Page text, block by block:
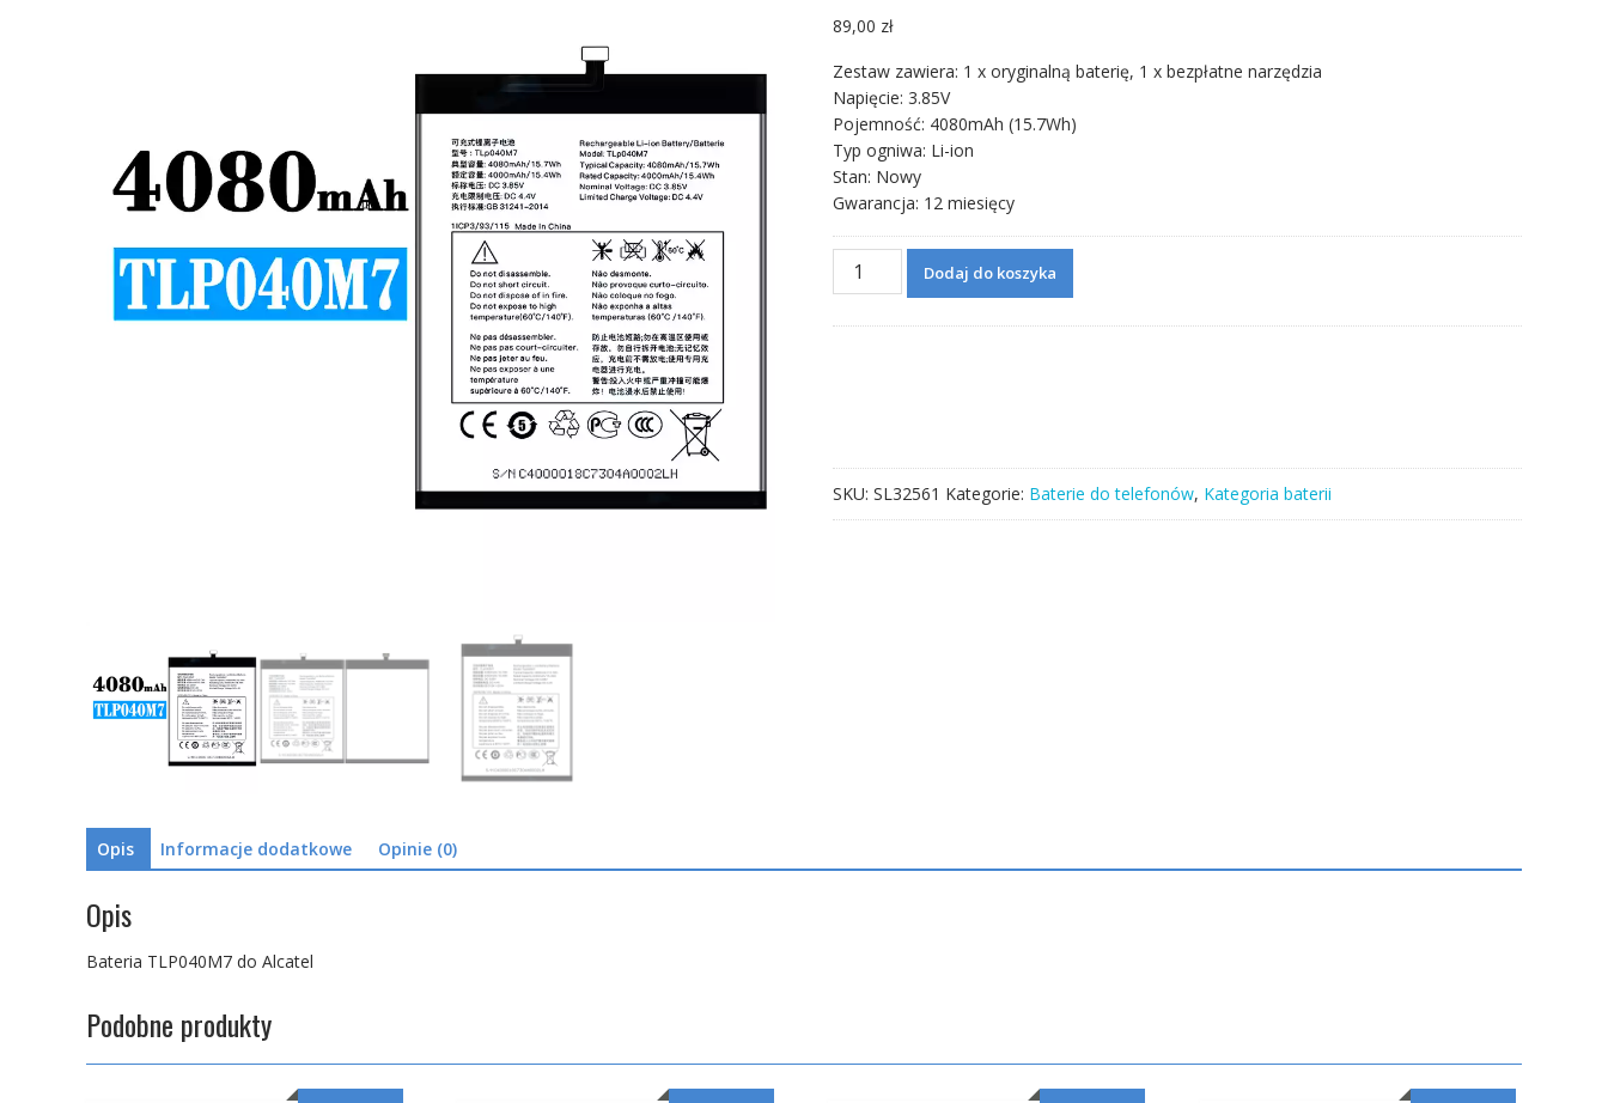
89,00 zł
Zestaw zawiera: 1 x oryginalną baterię, 1 x bezpłatne narzędzia
Napięcie: 3.85V
Pojemność: 4080mAh (15.7Wh)
Typ ogniwa: Li-ion
Stan: Nowy
Gwarancja: 12 miesięcy
ilość
Dodaj do koszyka
SKU: SL32561 Kategorie: Baterie do telefonów, Kategoria baterii
Opis Informacje dodatkowe Opinie (0)
Opis
Bateria TLP040M7 do Alcatel
Podobne produkty